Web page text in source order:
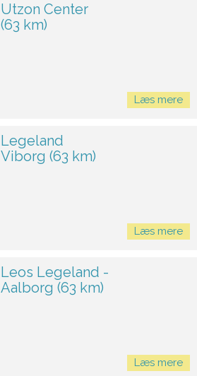
Utzon Center
(63 km)
Læs mere
Legeland
Viborg (63 km)
Læs mere
Leos Legeland -
Aalborg (63 km)
Læs mere